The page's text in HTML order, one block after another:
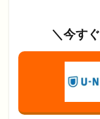
＼今す